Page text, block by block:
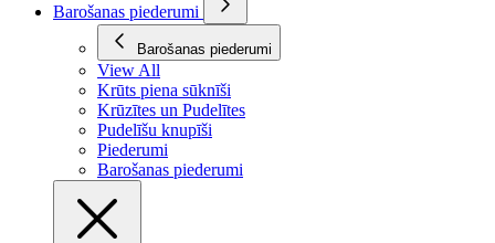
Barošanas piederumi
Barošanas piederumi
View All
Krūts piena sūknīši
Krūzītes un Pudelītes
Pudelīšu knupīši
Piederumi
Barošanas piederumi